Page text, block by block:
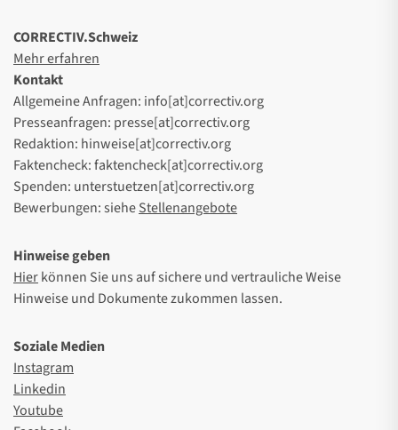
CORRECTIV.Schweiz
Mehr erfahren
Kontakt
Allgemeine Anfragen: info[at]correctiv.org
Presseanfragen: presse[at]correctiv.org
Redaktion: hinweise[at]correctiv.org
Faktencheck: faktencheck[at]correctiv.org
Spenden: unterstuetzen[at]correctiv.org
Bewerbungen: sieheStellenangebote
Hinweise geben
Hierkönnen Sie uns auf sichere und vertrauliche Weise
Hinweise und Dokumente zukommen lassen.
Soziale Medien
Instagram
Linkedin
Youtube